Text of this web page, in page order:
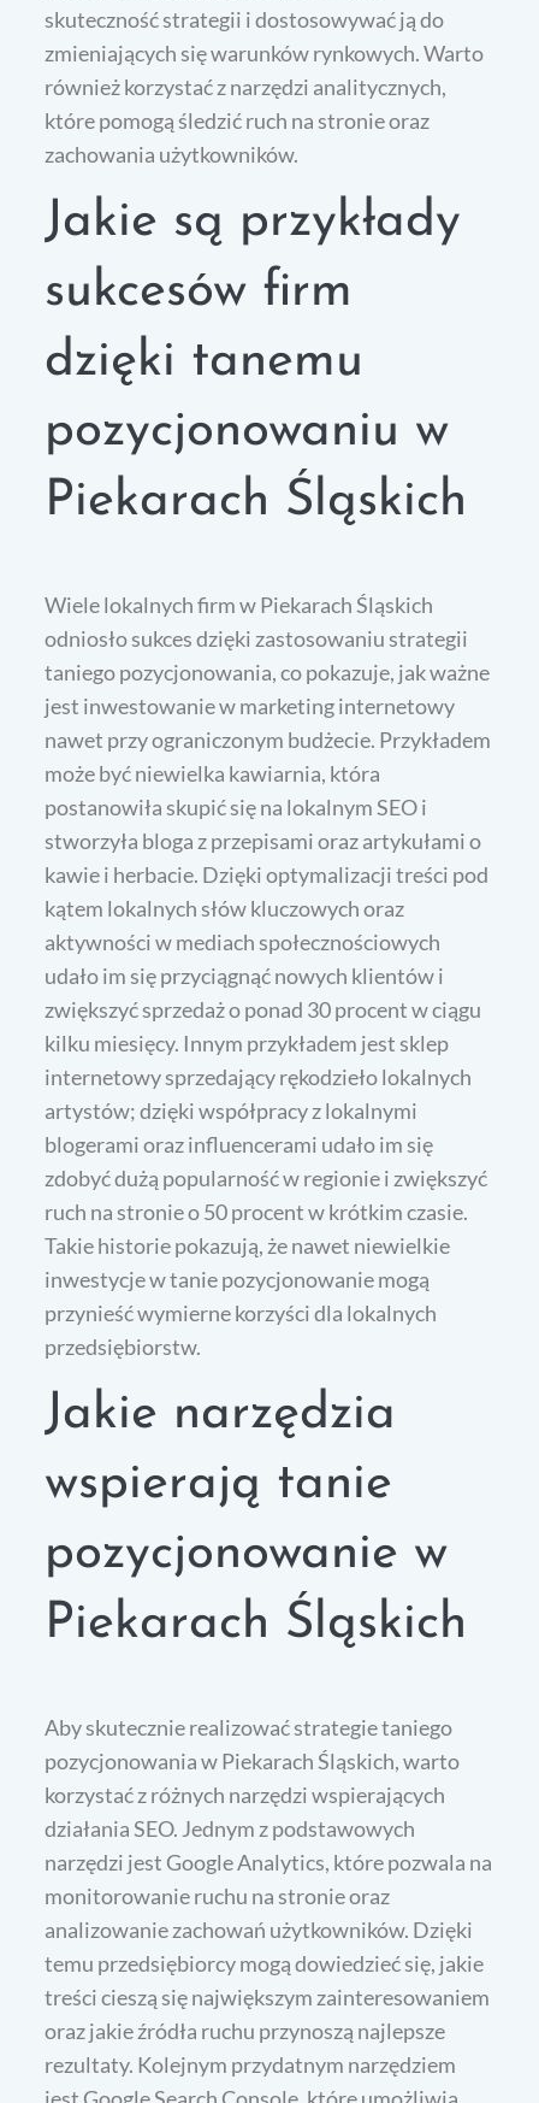
skuteczność strategii i dostosowywać ją do
zmieniających się warunków rynkowych. Warto
również korzystać z narzędzi analitycznych,
które pomogą śledzić ruch na stronie oraz
zachowania użytkowników.
Jakie są przykłady
sukcesów firm
dzięki tanemu
pozycjonowaniu w
Piekarach Śląskich
Wiele lokalnych firm w Piekarach Śląskich
odniosło sukces dzięki zastosowaniu strategii
taniego pozycjonowania, co pokazuje, jak ważne
jest inwestowanie w marketing internetowy
nawet przy ograniczonym budżecie. Przykładem
może być niewielka kawiarnia, która
postanowiła skupić się na lokalnym SEO i
stworzyła bloga z przepisami oraz artykułami o
kawie i herbacie. Dzięki optymalizacji treści pod
kątem lokalnych słów kluczowych oraz
aktywności w mediach społecznościowych
udało im się przyciągnąć nowych klientów i
zwiększyć sprzedaż o ponad 30 procent w ciągu
kilku miesięcy. Innym przykładem jest sklep
internetowy sprzedający rękodzieło lokalnych
artystów; dzięki współpracy z lokalnymi
blogerami oraz influencerami udało im się
zdobyć dużą popularność w regionie i zwiększyć
ruch na stronie o 50 procent w krótkim czasie.
Takie historie pokazują, że nawet niewielkie
inwestycje w tanie pozycjonowanie mogą
przynieść wymierne korzyści dla lokalnych
przedsiębiorstw.
Jakie narzędzia
wspierają tanie
pozycjonowanie w
Piekarach Śląskich
Aby skutecznie realizować strategie taniego
pozycjonowania w Piekarach Śląskich, warto
korzystać z różnych narzędzi wspierających
działania SEO. Jednym z podstawowych
narzędzi jest Google Analytics, które pozwala na
monitorowanie ruchu na stronie oraz
analizowanie zachowań użytkowników. Dzięki
temu przedsiębiorcy mogą dowiedzieć się, jakie
treści cieszą się największym zainteresowaniem
oraz jakie źródła ruchu przynoszą najlepsze
rezultaty. Kolejnym przydatnym narzędziem